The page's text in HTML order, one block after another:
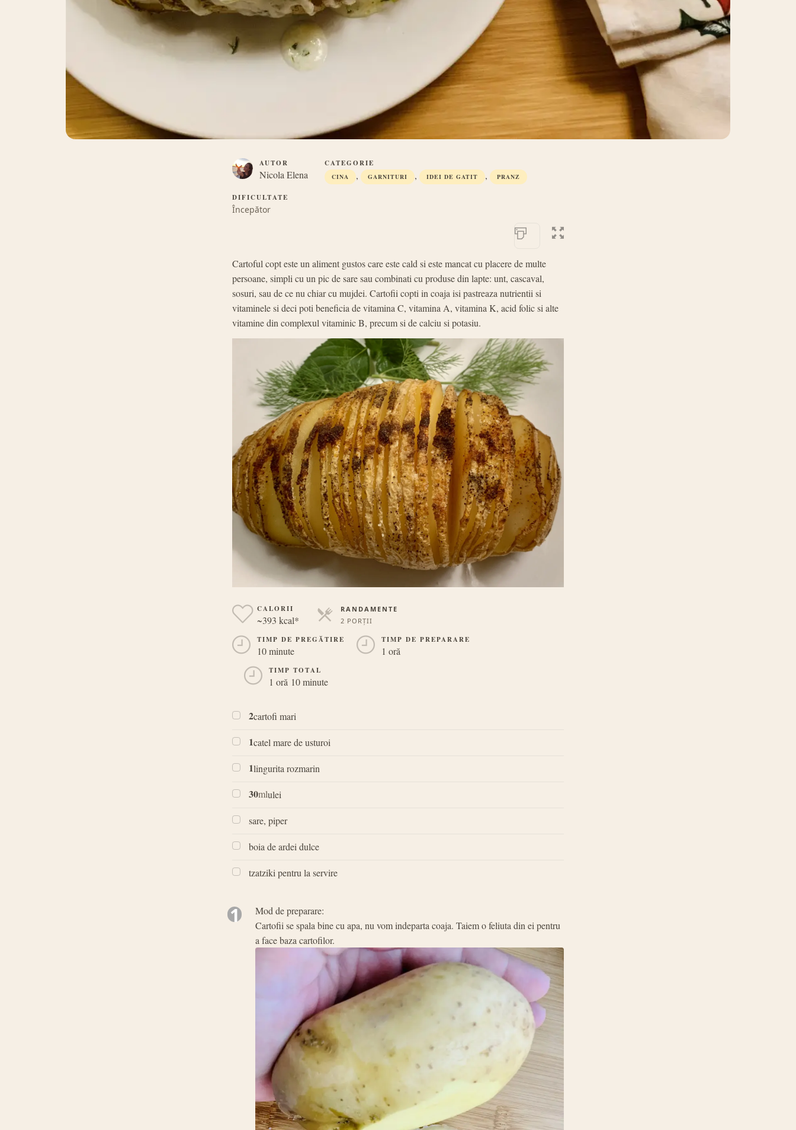
AUTOR
Nicola Elena
CATEGORIE
CINA , GARNITURI , IDEI DE GATIT , PRANZ
DIFICULTATE
Începător
Cartoful copt este un aliment gustos care este cald si este mancat cu placere de multe
persoane, simpli cu un pic de sare sau combinati cu produse din lapte: unt, cascaval,
sosuri, sau de ce nu chiar cu mujdei. Cartofii copti in coaja isi pastreaza nutrientii si
vitaminele si deci poti beneficia de vitamina C, vitamina A, vitamina K, acid folic si alte
vitamine din complexul vitaminic B, precum si de calciu si potasiu.
CALORII
~393 kcal*
RANDAMENTE
2 PORȚII
TIMP DE PREGĂTIRE
10 minute
TIMP DE PREPARARE
1 oră
TIMP TOTAL
1 oră 10 minute
2cartofi mari
1catel mare de usturoi
1lingurita rozmarin
30mlulei
sare, piper
boia de ardei dulce
tzatziki pentru la servire
1
Mod de preparare:
Cartofii se spala bine cu apa, nu vom indeparta coaja. Taiem o feliuta din ei pentru
a face baza cartofilor.